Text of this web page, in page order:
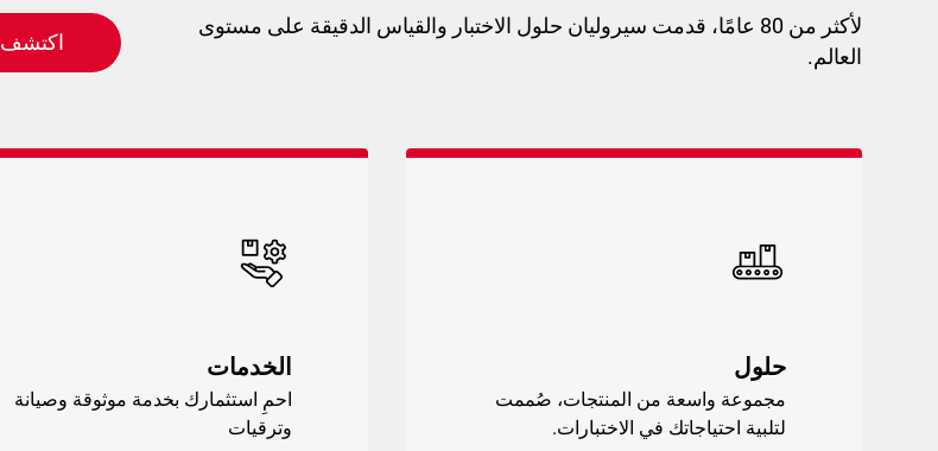
لأكثر من 80 عامًا، قدمت سيروليان حلول الاختبار والقياس الدقيقة على مستوى
العالم.
اكتشف
حلول
مجموعة واسعة من المنتجات، صُممت
لتلبية احتياجاتك في الاختبارات.
الخدمات
احمِ استثمارك بخدمة موثوقة وصيانة
وترقيات